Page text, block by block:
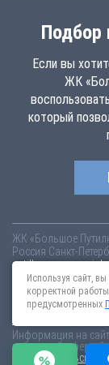
Подбор
Если вы
ЖК
который
ЖК «Большое
Россия Санкт-
«Большое
районе. Квартиры
Информация на
публичной офертой
Пользовательское
Используя сайт,
корректной
предусмотренных